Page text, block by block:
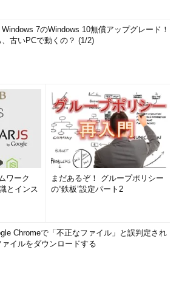
7のWindows 10無償アップグレード！
、古いPCで動くの？ (1/2)
ワーク
とインス
まだあるぞ！ グループポリシー
の“鉄板”設定パート2
Chromeで「不正なファイル」と誤判定され
ァイルをダウンロードする